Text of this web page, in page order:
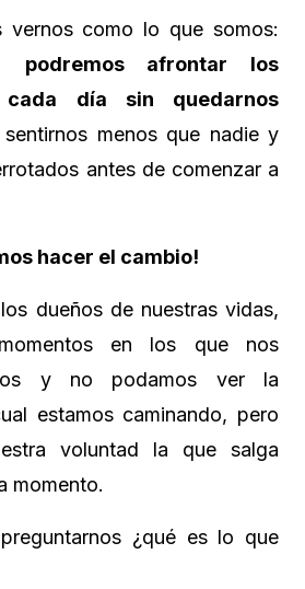
vernos como lo que somos:
podremos afrontar los
cada día sin quedarnos
menos que nadie y
antes de comenzar a
hacer el cambio!
dueños de nuestras vidas,
en los que nos
y no podamos ver la
estamos caminando, pero
voluntad la que salga
momento.
¿qué es lo que